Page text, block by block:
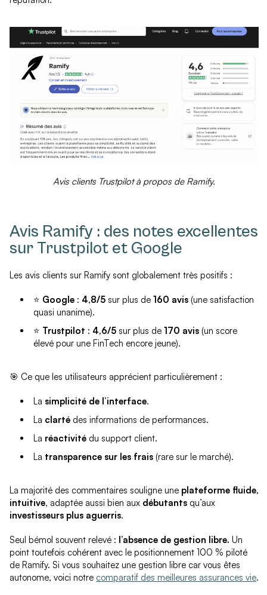
Avis clients Trustpilot à propos de Ramify.
Avis Ramify : des notes excellentes
sur Trustpilot et Google
Les avis clients sur Ramify sont globalement très positifs :
⭐ Google : 4,8/5 sur plus de 160 avis (une satisfaction
quasi unanime).
⭐ Trustpilot : 4,6/5 sur plus de 170 avis (un score
élevé pour une FinTech encore jeune).
🎯 Ce que les utilisateurs apprécient particulièrement :
La simplicité de l’interface.
La clarté des informations de performances.
La réactivité du support client.
La transparence sur les frais (rare sur le marché).
La majorité des commentaires souligne une plateforme fluide,
intuitive, adaptée aussi bien aux débutants qu’aux
investisseurs plus aguerris.
Seul bémol souvent relevé : l’absence de gestion libre. Un
point toutefois cohérent avec le positionnement 100 % piloté
de Ramify. Si vous souhaitez une gestion libre car vous êtes
autonome, voici notre comparatif des meilleures assurances vie.